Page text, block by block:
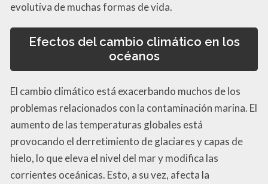
evolutiva de muchas formas de vida.
Efectos del cambio climático en los
océanos
El cambio climático está exacerbando muchos de los
problemas relacionados con la contaminación marina. El
aumento de las temperaturas globales está
provocando el derretimiento de glaciares y capas de
hielo, lo que eleva el nivel del mar y modifica las
corrientes oceánicas. Esto, a su vez, afecta la